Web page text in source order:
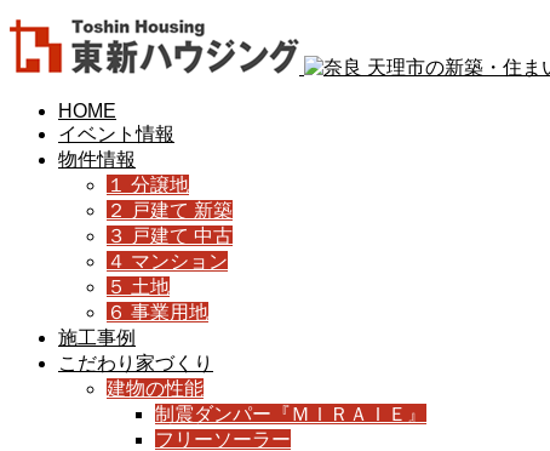
HOME
イベント情報
物件情報
１ 分譲地
２ 戸建て 新築
３ 戸建て 中古
４ マンション
５ 土地
６ 事業用地
施工事例
こだわり家づくり
建物の性能
制震ダンパー『ＭＩＲＡＩＥ』
フリーソーラー